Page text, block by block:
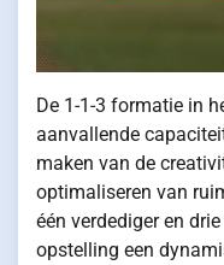
De 1-1-3 formatie in
aanvallende
maken van de
optimaliseren van
één verdediger en
opstelling een